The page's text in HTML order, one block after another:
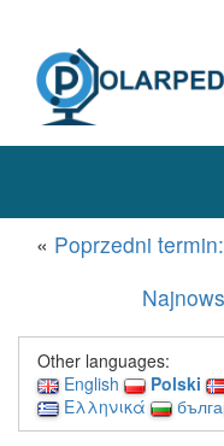
« Poprzedni
Other languages:
English
Polski
Ελληνικά